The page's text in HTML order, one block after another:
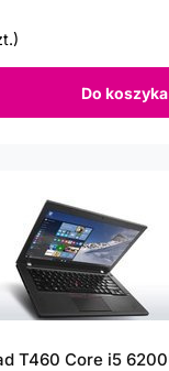
Do koszyka
T460 Core i5